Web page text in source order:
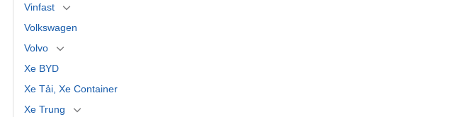
Vinfast
Volkswagen
Volvo
Xe BYD
Xe Tải, Xe Container
Xe Trung